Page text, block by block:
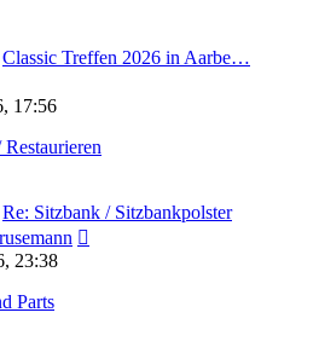
Classic Treffen 2026 in Aarbe…
17:56
Re: Sitzbank / Sitzbankpolster
23:38
Parts